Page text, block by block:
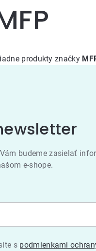
produkty značky
budeme zasielať
e-shope.
s podmienkami